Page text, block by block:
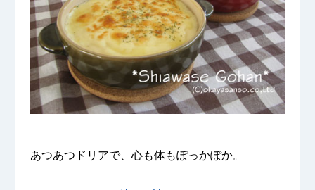
あつあつドリアで、心も体もぽっかぽか。